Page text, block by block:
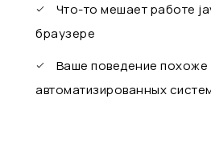
Что-то мешает работе
браузере
Ваше поведение похоже
автоматизированных